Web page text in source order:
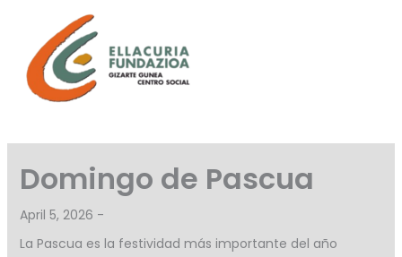
content
Domingo de Pascua
April 5, 2026 -
La Pascua es la festividad más importante del año